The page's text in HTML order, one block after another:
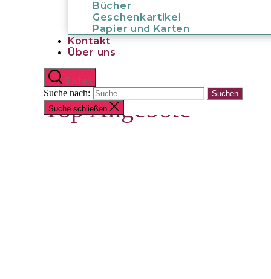
Bücher
Geschenkartikel
Papier und Karten
Kontakt
Über uns
Suchen
Suche nach:
Suche schließen
Top Angebote